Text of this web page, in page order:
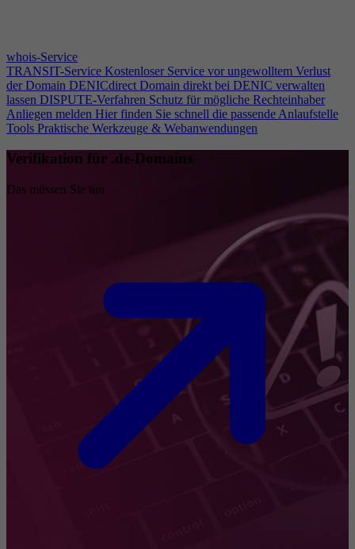
whois-Service
TRANSIT-Service Kostenloser Service vor ungewolltem Verlust
der Domain DENICdirect Domain direkt bei DENIC verwalten
lassen DISPUTE-Verfahren Schutz für mögliche Rechteinhaber
Anliegen melden Hier finden Sie schnell die passende Anlaufstelle
Tools Praktische Werkzeuge & Webanwendungen
Verifikation für .de-Domains
Das müssen Sie tun